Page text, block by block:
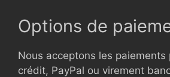
Options de
Nous acceptons les paiements
crédit, PayPal ou virement